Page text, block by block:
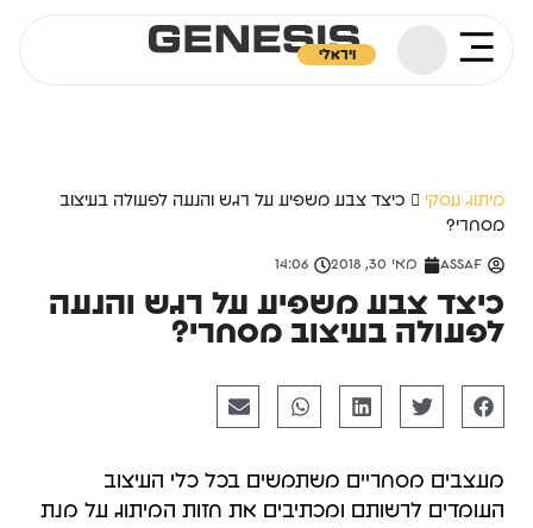
ויראלי
מיתוג עסקי
כיצד צבע משפיע על רגש והנעה לפעולה בעיצוב
מסחרי?
Assaf מאי 30, 2018 14:06
כיצד צבע משפיע על רגש והנעה
לפעולה בעיצוב מסחרי?
מעצבים מסחריים משתמשים בכל כלי העיצוב
העומדים לרשותם ומכתיבים את חזות המיתוג על מנת